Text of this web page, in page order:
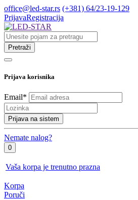
office@led-star.rs (+381) 64/23-19-129
PrijavaRegistracija
Pretraži
Prijava korisnika
Email*
Prijava na sistem
Nemate nalog?
0
Vaša korpa je trenutno prazna
Korpa
Poruči